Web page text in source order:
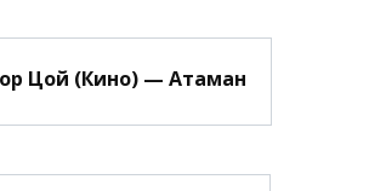
Цой (Кино) — Атаман